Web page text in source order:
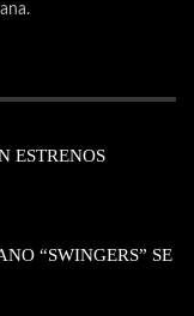
ESTRENOS
“SWINGERS” SE